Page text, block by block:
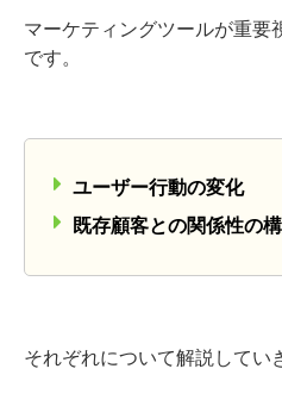
マーケティングツールが重要
です。
ユーザー行動の変化
既存顧客との関係性の
それぞれについて解説してい